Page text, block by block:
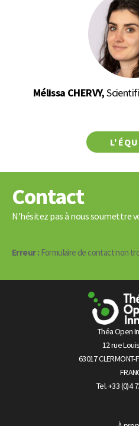
Mélissa CHERVY,
Contact
N’hésitez pas à nous soumettre
Erreur : Formulaire de contact non
Théa Open
12 rue
63017
Tel. +33 (0)4